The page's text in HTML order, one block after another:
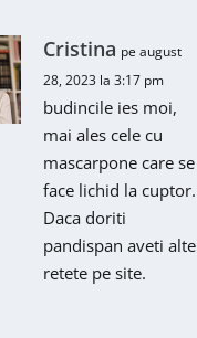
Cristina pe august
28, 2023 la 3:17 pm
budincile ies moi,
mai ales cele cu
mascarpone care se
face lichid la cuptor.
Daca doriti
pandispan aveti alte
retete pe site.